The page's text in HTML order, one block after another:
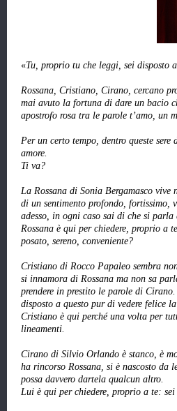
«Tu, proprio tu che leggi, sei disposto
Rossana, Cristiano, Cirano, cercano
mai avuto la fortuna di dare un bacio
apostrofo rosa tra le parole t’amo, un
Per un certo tempo, dentro queste
amore.
Ti va?
La Rossana di Sonia Bergamasco
di un sentimento profondo, fortissimo,
adesso, in ogni caso sai di che si
Rossana è qui per chiedere, proprio a
posato, sereno, conveniente?
Cristiano di Rocco Papaleo sembra
si innamora di Rossana ma non sa
prendere in prestito le parole di
disposto a questo pur di vedere felice
Cristiano è qui perché una volta per
lineamenti.
Cirano di Silvio Orlando è stanco, è
ha rincorso Rossana, si è nascosto da
possa davvero dartela qualcun altro.
Lui è qui per chiedere, proprio a te: